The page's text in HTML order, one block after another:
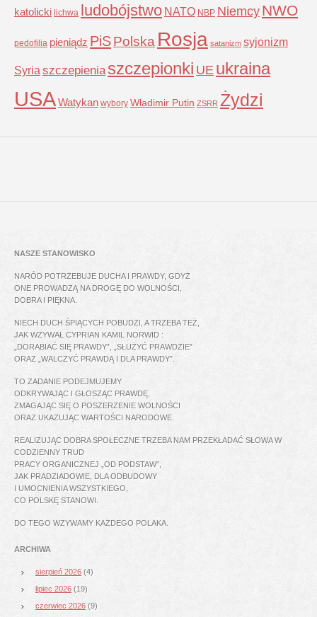
katolicki lichwa ludobójstwo NATO NBP NiemcyNWO
pedofilia pieniądz PiSPolska Rosja satanizm syjonizm
Syria szczepienia szczepionki UE ukraina
USAWatykan wybory Władimir Putin ZSRR Żydzi
NASZE STANOWISKO
NARÓD POTRZEBUJE DUCHA I PRAWDY, GDYŻ
ONE PROWADZĄ NA DROGĘ DO WOLNOŚCI,
DOBRA I PIĘKNA.
NIECH DUCH ŚPIĄCYCH POBUDZI, A TRZEBA TEŻ,
JAK WZYWAŁ CYPRIAN KAMIL NORWID :
„DORABIAĆ SIĘ PRAWDY”, „SŁUŻYĆ PRAWDZIE”
ORAZ „WALCZYĆ PRAWDĄ I DLA PRAWDY”.
TO ZADANIE PODEJMUJEMY
ODKRYWAJĄC I GŁOSZĄC PRAWDĘ,
ZMAGAJĄC SIĘ O POSZERZENIE WOLNOŚCI
ORAZ UKAZUJĄC WARTOŚCI NARODOWE.
REALIZUJĄC DOBRA SPOŁECZNE TRZEBA NAM PRZEKŁADAĆ SŁOWA W
CODZIENNY TRUD
PRACY ORGANICZNEJ „OD PODSTAW”,
JAK PRADZIADOWIE, DLA ODBUDOWY
I UMOCNIENIA WSZYSTKIEGO,
CO POLSKĘ STANOWI.
DO TEGO WZYWAMY KAŻDEGO POLAKA.
ARCHIWA
sierpień 2026 (4)
lipiec 2026 (19)
czerwiec 2026 (9)